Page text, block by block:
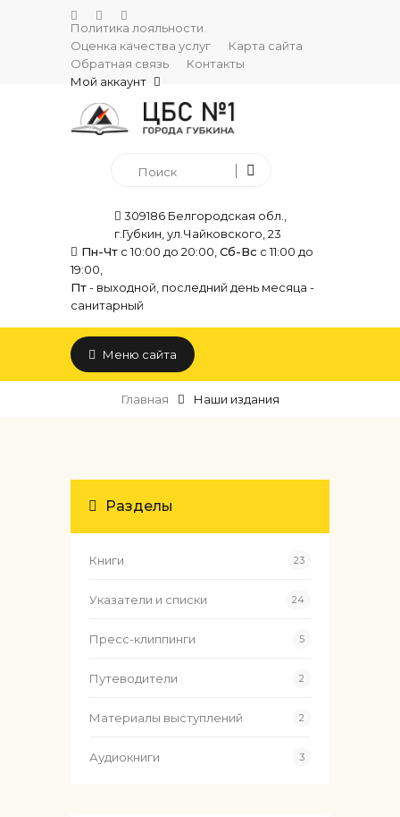
Политика лояльности
Оценка качества услуг
Карта сайта
Обратная связь
Контакты
Мой аккаунт
309186 Белгородская обл.,
г.Губкин, ул.Чайковского, 23
Пн-Чт с 10:00 до 20:00, Сб-Вс с 11:00 до
19:00,
Пт- выходной, последний день месяца -
санитарный
Меню сайта
Главная Наши издания
Разделы
Книги 23
Указатели и списки 24
Пресс-клиппинги 5
Путеводители 2
Материалы выступлений 2
Аудиокниги 3